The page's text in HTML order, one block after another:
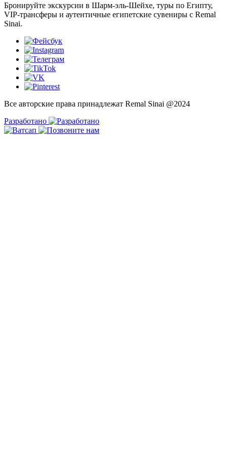
Бронируйте экскурсии в Шарм-эль-Шейхе, туры по Египту,
VIP-трансферы и аутентичные египетские сувениры с Remal
Sinai.
Все авторские права принадлежат Remal Sinai @2024
Разработано